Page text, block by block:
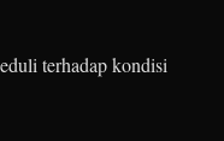
terhadap kondisi